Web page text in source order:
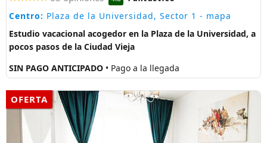
Centro: Plaza de la Universidad, Sector 1 - mapa
Estudio vacacional acogedor en la Plaza de la Universidad, a
pocos pasos de la Ciudad Vieja
SIN PAGO ANTICIPADO • Pago a la llegada
OFERTA